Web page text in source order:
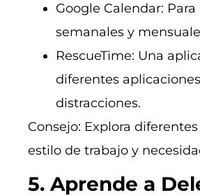
Google Calendar:
semanales y
RescueTime: Una
diferentes
distracciones.
Consejo: Explora
estilo de trabajo y
5. Aprende a